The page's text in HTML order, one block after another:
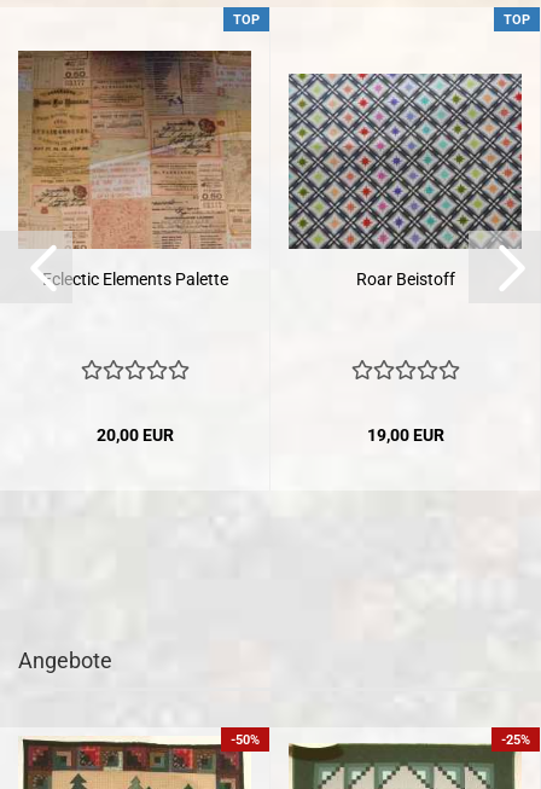
TOP
Eclectic Elements Palette
20,00 EUR
TOP
Roar Beistoff
19,00 EUR
Angebote
-50% -25%